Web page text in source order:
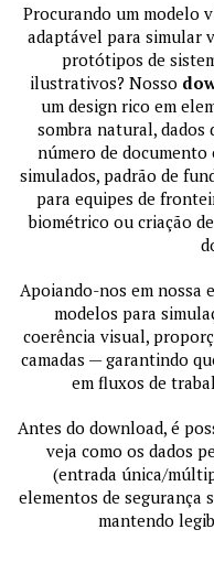
Procurando um modelo
adaptável para simular
protótipos de
ilustrativos? Nosso
um design rico em
sombra natural,
número de documento
simulados, padrão de
para equipes de
biométrico ou criação
Apoiando-nos em nossa
modelos para
coerência visual,
camadas — garantindo
em fluxos de
Antes do download, é
veja como os dados
(entrada única/
elementos de segurança
mantendo